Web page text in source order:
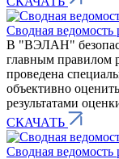
Сводная ведомость
В "ВЭЛАН"
главным правилом
проведена
объективно
результатами
СКАЧАТЬ
Сводная ведомость